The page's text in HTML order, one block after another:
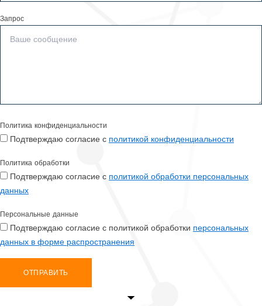
Запрос
Политика конфиденциальности
Подтверждаю согласие с политикой конфиденциальности
Политика обработки
Подтверждаю согласие с политикой обработки персональных
данных
Персональные данные
Подтверждаю согласие с политикой обработки персональных
данных в форме распространения
ОТПРАВИТЬ